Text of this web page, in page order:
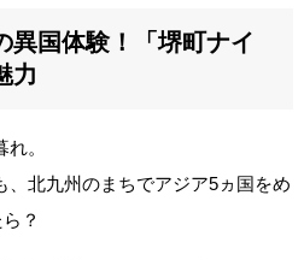
異国体験！「堺町ナイ
力
。
、北九州のまちでアジア5ヵ国をめ
？